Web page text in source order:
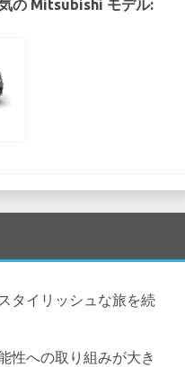
の Mitsubishi モデル:
タイリッシュな旅を続
性への取り組みが大き